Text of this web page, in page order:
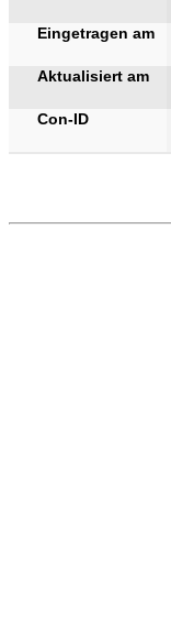
Eingetragen am
Aktualisiert am
Con-ID